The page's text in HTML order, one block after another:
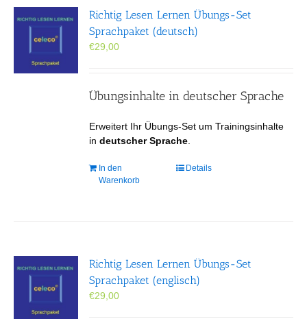
Richtig Lesen Lernen Übungs-Set
Sprachpaket (deutsch)
€29,00
Übungsinhalte in deutscher Sprache
Erweitert Ihr Übungs-Set um Trainingsinhalte
indeutscher Sprache
In den
Warenkorb
Details
Richtig Lesen Lernen Übungs-Set
Sprachpaket (englisch)
€29,00